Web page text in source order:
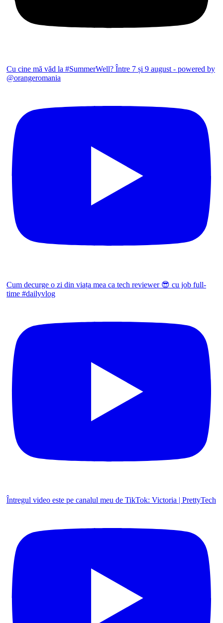
Cu cine mă văd la #SummerWell? Între 7 și 9 august - powered by
@orangeromania
Cum decurge o zi din viața mea ca tech reviewer 😎 cu job full-
time #dailyvlog
Întregul video este pe canalul meu de TikTok: Victoria | PrettyTech